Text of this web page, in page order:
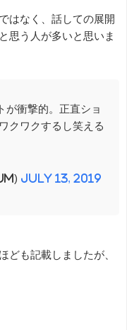
はなく、話しての展開
思う人が多いと思いま
が衝撃的。正直ショ
クワクするし笑える
July 13, 2019
ども記載しましたが、